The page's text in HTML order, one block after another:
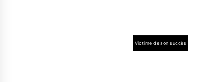
Victime de son succès